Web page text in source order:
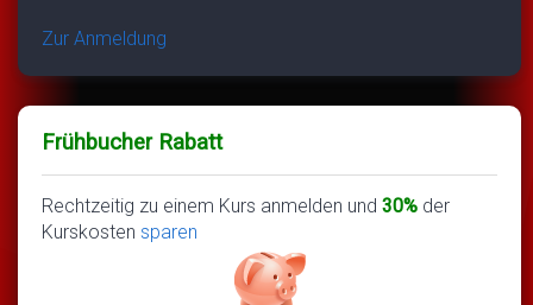
Zur Anmeldung
Frühbucher Rabatt
Rechtzeitig zu einem Kurs anmelden und 30% der
Kurskosten sparen